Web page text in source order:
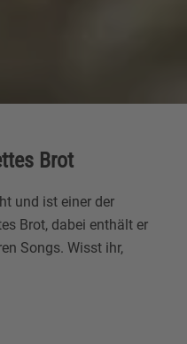
Brot
und ist einer der
Brot, dabei enthält er
Songs. Wisst ihr,